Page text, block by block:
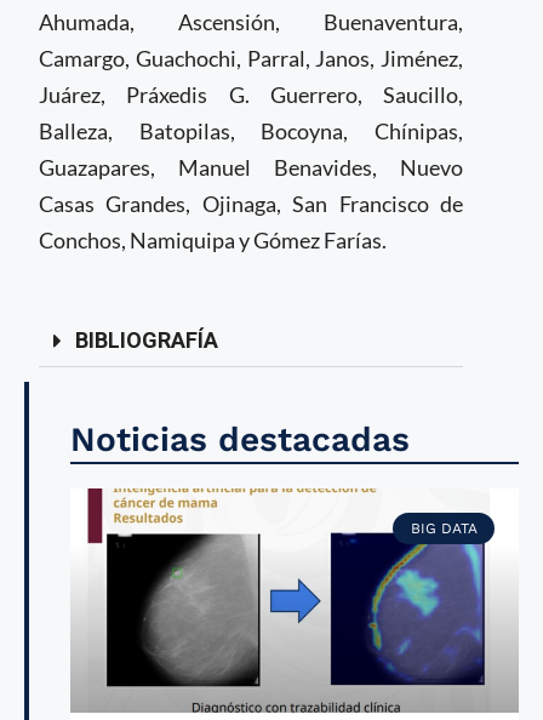
Ahumada, Ascensión, Buenaventura,
Camargo, Guachochi, Parral, Janos, Jiménez,
Juárez, Práxedis G. Guerrero, Saucillo,
Balleza, Batopilas, Bocoyna, Chínipas,
Guazapares, Manuel Benavides, Nuevo
Casas Grandes, Ojinaga, San Francisco de
Conchos, Namiquipa y Gómez Farías.
BIBLIOGRAFÍA
Noticias destacadas
BIG DATA